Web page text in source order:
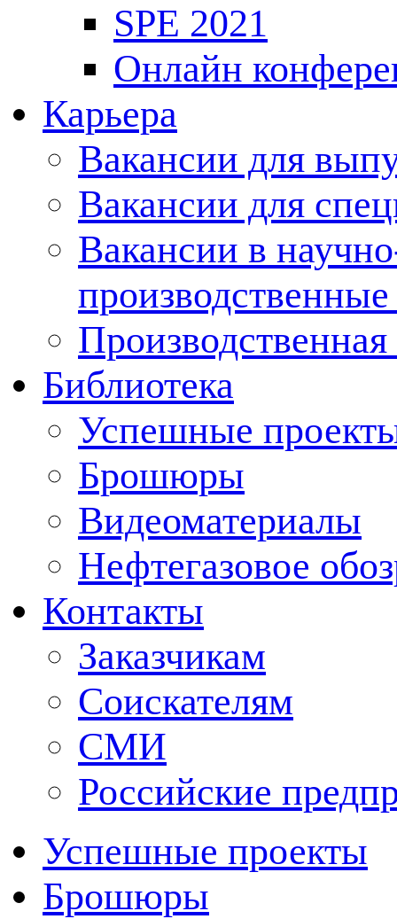
SPE 2021
Онлайн
Карьера
Вакансии для
Вакансии для
Вакансии в
Производственная
Библиотека
Успешные
Брошюры
Видеоматериалы
Нефтегазовое
Контакты
Заказчикам
Соискателям
СМИ
Российские
Успешные проекты
Брошюры